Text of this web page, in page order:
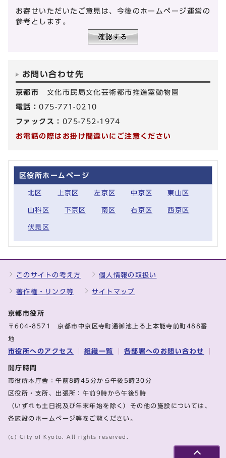
お寄せいただいたご意見は、今後のホームページ運営の
参考とします。
お問い合わせ先
京都市 文化市民局文化芸術都市推進室動物園
電話：075-771-0210
ファックス： 075-752-1974
お電話の際はお掛け間違いにご注意ください
区役所ホームページ
北区 上京区 左京区 中京区 東山区
山科区 下京区 南区 右京区 西京区
伏見区
このサイトの考え方 個人情報の取扱い
著作権・リンク等 サイトマップ
京都市役所
〒604-8571 京都市中京区寺町通御池上る上本能寺前町488番
地
市役所へのアクセス 組織一覧 各部署へのお問い合わせ
開庁時間
市役所本庁舎：午前8時45分から午後5時30分
区役所・支所、出張所：午前9時から午後5時
（いずれも土日祝及び年末年始を除く）その他の施設については、
各施設のホームページ等をご覧ください。
(c) City of Kyoto. All rights reserved.